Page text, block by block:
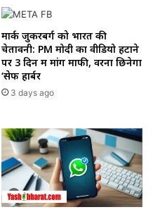
मार्क जुकरबर्ग को भारत की
चेतावनी: PM मोदी का वीडियो हटाने
पर 3 दिन में मांगें माफी, वरना छिनेगा
‘सेफ हार्बर
3 days ago